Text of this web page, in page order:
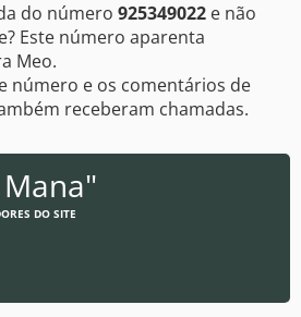
do número 925349022 e não
Este número aparenta
Meo.
número e os comentários de
receberam chamadas.
DO SITE